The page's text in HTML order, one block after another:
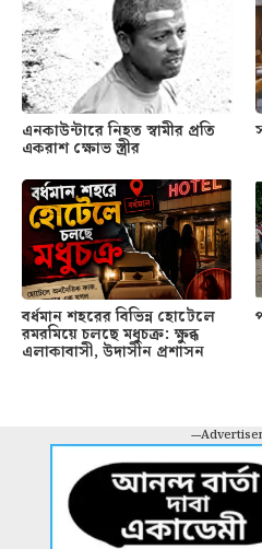
এনকাউন্টারে নিহত স্বামীর প্রতি
একরাশ ক্ষোভ স্ত্রীর
বর্ধমান শহরের বিভিন্ন হোটেলে
রমরমিয়ে চলছে মধুচক্র: ক্ষুব্ধ
এলাকাবাসী, উদাসীন প্রশাসন
---